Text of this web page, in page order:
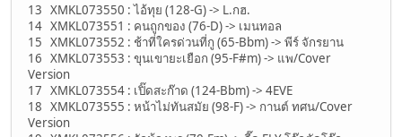
13 XMKL073550 : ไอ้ทุย (128-G) -> L.กฮ.
14 XMKL073551 : คนถูกของ (76-D) -> เมนทอล
15 XMKL073552 : ช้าที่ใครด่วนที่กู (65-Bbm) -> พีร์ จักรยาน
16 XMKL073553 : ขุนเขายะเยือก (95-F#m) -> แพ/Cover
Version
17 XMKL073554 : เปิ๊ดสะก๊าด (124-Bbm) -> 4EVE
18 XMKL073555 : หน้าไม่ทันสมัย (98-F) -> กานต์ ทศน/Cover
Version